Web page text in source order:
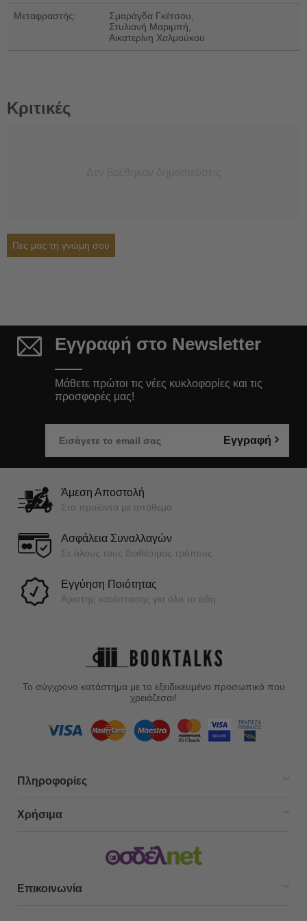
Μεταφραστής:
Σμαράγδα Γκέτσου,
Στυλιανή Μαριμπή,
Αικατερίνη Χαλμούκου
Κριτικές
Πες μας τη γνώμη σου
Εγγραφή στο Newsletter
Μάθετε πρώτοι τις νέες κυκλοφορίες και τις
προσφορές μας!
Εγγραφή
Άμεση Αποστολή
Στα προϊόντα με απόθεμα
Ασφάλεια Συναλλαγών
Σε όλους τους διαθέσιμος τρόπους
Εγγύηση Ποιότητας
Άριστης κατάστασης για όλα τα είδη
Το σύγχρονο κατάστημα με το εξειδικευμένο προσωπικό που
χρειάζεσαι!
Πληροφορίες
Χρήσιμα
Επικοινωνία